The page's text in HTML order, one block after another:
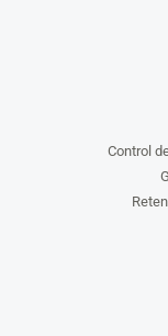
Control